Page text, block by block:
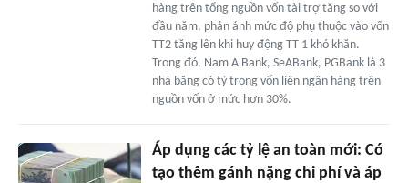
hàng trên tổng nguồn vốn tài trợ tăng so với
đầu năm, phản ánh mức độ phụ thuộc vào vốn
TT2 tăng lên khi huy động TT 1 khó khăn.
Trong đó, Nam A Bank, SeABank, PGBank là 3
nhà băng có tỷ trọng vốn liên ngân hàng trên
nguồn vốn ở mức hơn 30%.
Áp dụng các tỷ lệ an toàn mới: Có
tạo thêm gánh nặng chi phí và áp